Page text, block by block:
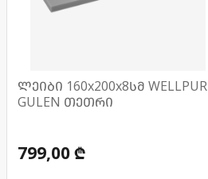
ლეიბი 160x200x8სმ WELLPUR
GULEN თეთრი
799,00 ₾